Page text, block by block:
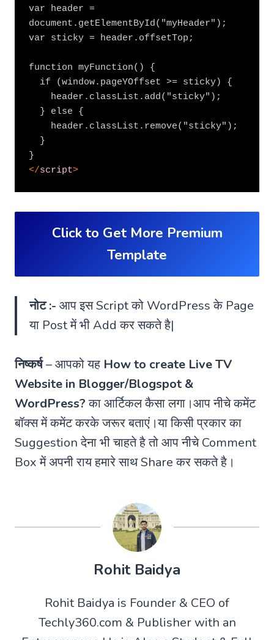
var header =
document.getElementById("myHeader");
var sticky = header.offsetTop;
function myFunction() {
</script>
Click to Get More Premium
Template
नोट :- आप इस Script को WordPress के Page
या Post में भी Add कर सकते है|
निष्कर्ष– आपको यह How to create Live TV
Website in Blogger/Blogspot &
WordPress?का आर्टिकल कैसा लगा।आप नीचे कमेंट
बॉक्स में कमेंट करके जरूर बताएं।या किसी प्रकार का
Suggestion देना भी चाहते है तो आप नीचे Comment
Box में अपनी राय हमारे साथ Share कर सकते है।
Rohit Baidya
Rohit Baidya is Founder & CEO of
Techly360.com & Publisher with an